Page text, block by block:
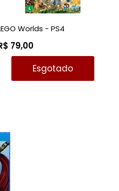
Worlds - PS4
79,00
Esgotado